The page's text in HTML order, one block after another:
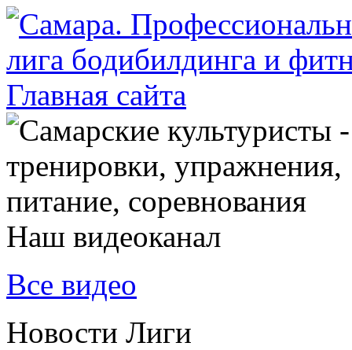
Наш видеоканал
Все видео
Новости Лиги